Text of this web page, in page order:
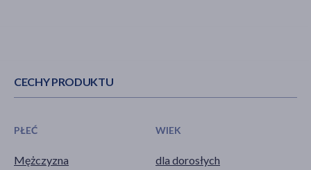
CECHY PRODUKTU
PŁEĆ
Mężczyzna
WIEK
dla dorosłych